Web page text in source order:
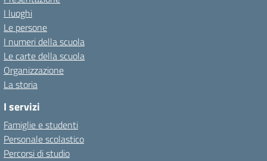
I luoghi
Le persone
I numeri della scuola
Le carte della scuola
Organizzazione
La storia
I servizi
Famiglie e studenti
Personale scolastico
Percorsi di studio